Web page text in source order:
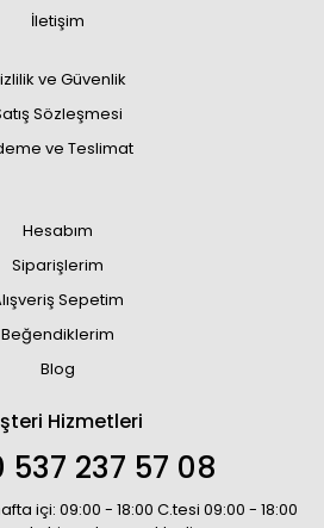
İletişim
ve Güvenlik
Sözleşmesi
ve Teslimat
Hesabım
Siparişlerim
Sepetim
Beğendiklerim
Blog
Hizmetleri
537 237 57 08
içi: 09:00 - 18:00 C.tesi 09:00 - 18:00